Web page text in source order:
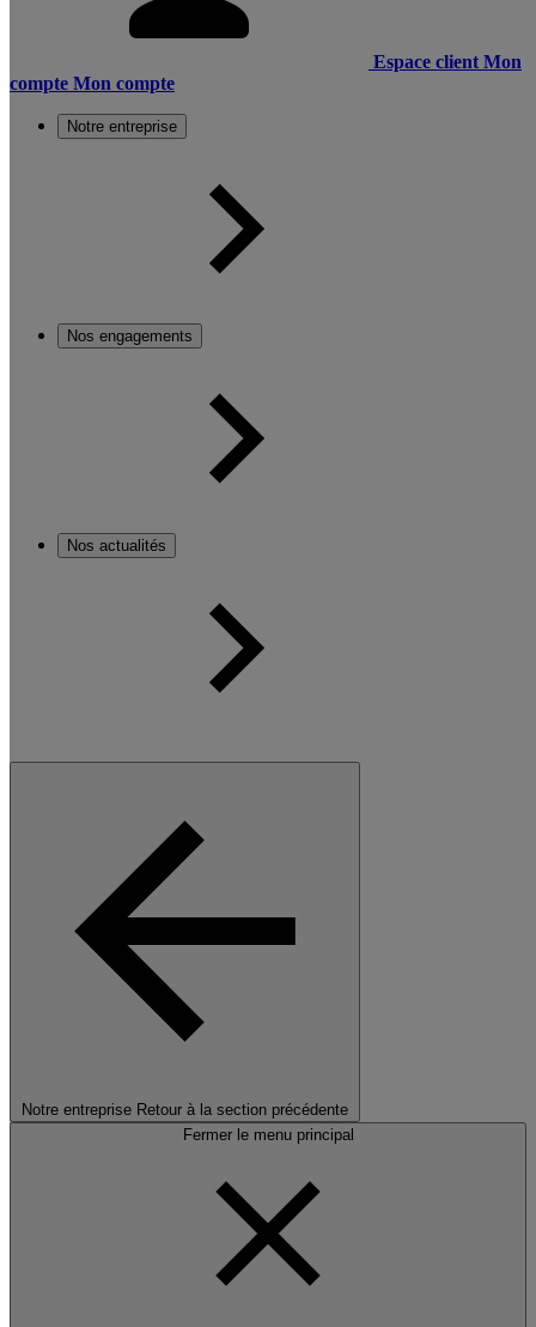
Espace client Mon
compte Mon compte
Notre entreprise
Nos engagements
Nos actualités
Notre entreprise Retour à la section précédente
Fermer le menu principal